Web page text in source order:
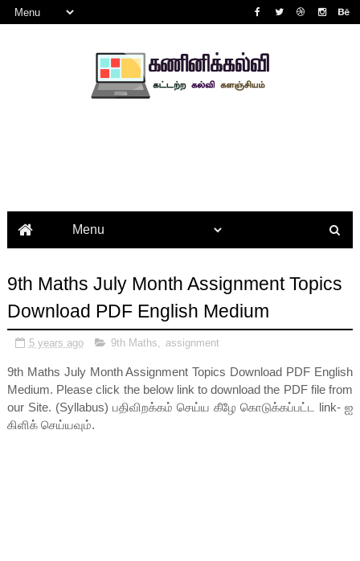
9th Maths July Month Assignment Topics
Download PDF English Medium
5 years ago 9th Maths assignment
9th Maths July Month Assignment Topics Download PDF English
Medium. Please click the below link to download the PDF file from
our Site. (Syllabus) பதிவிறக்கம் செய்ய கீழே கொடுக்கப்பட்ட link- ஐ
கிளிக் செய்யவும்.